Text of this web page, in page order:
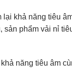
khả năng tiêu
sản phẩm vải nỉ